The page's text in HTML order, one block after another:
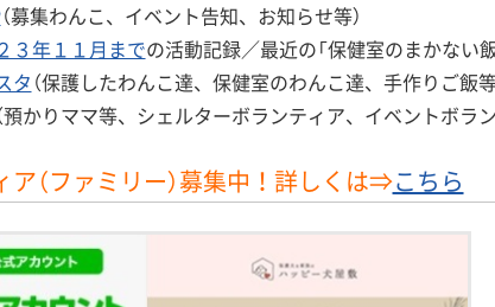
（募集わんこ、イベント告知、お知らせ等）
３年１１月までの活動記録／最近の「保健室のまかない
タ （保護したわんこ達、保健室のわんこ達、手作りご飯等
預かりママ等、シェルターボランティア、イベントボラン
（ファミリー）募集中！詳しくは⇒こちら